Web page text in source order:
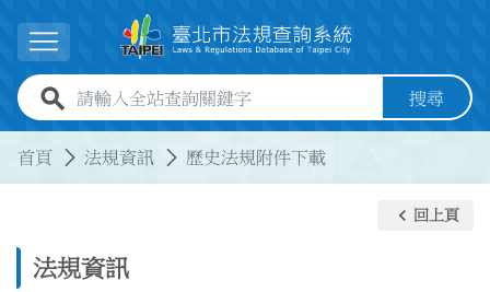
展開選單
全站查詢關鍵字欄位 搜尋
首頁 法規資訊 歷史法規附件下載
法規資訊
keyboard_arrow_left 回上頁